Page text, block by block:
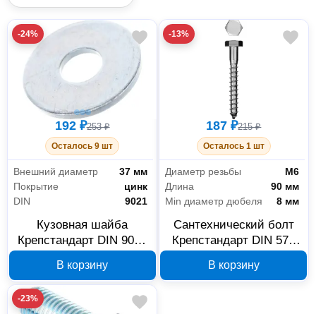
-24%
192 ₽253 ₽
Осталось 9 шт
Внешний диаметр
37 мм
Покрытие
цинк
DIN
9021
Кузовная шайба
Крепстандарт DIN 9021
В корзину
-13%
187 ₽215 ₽
Осталось 1 шт
Диаметр резьбы
М6
Длина
90 мм
Мin диаметр дюбеля
8 мм
Сантехнический болт
Крепстандарт DIN 571
В корзину
-23%